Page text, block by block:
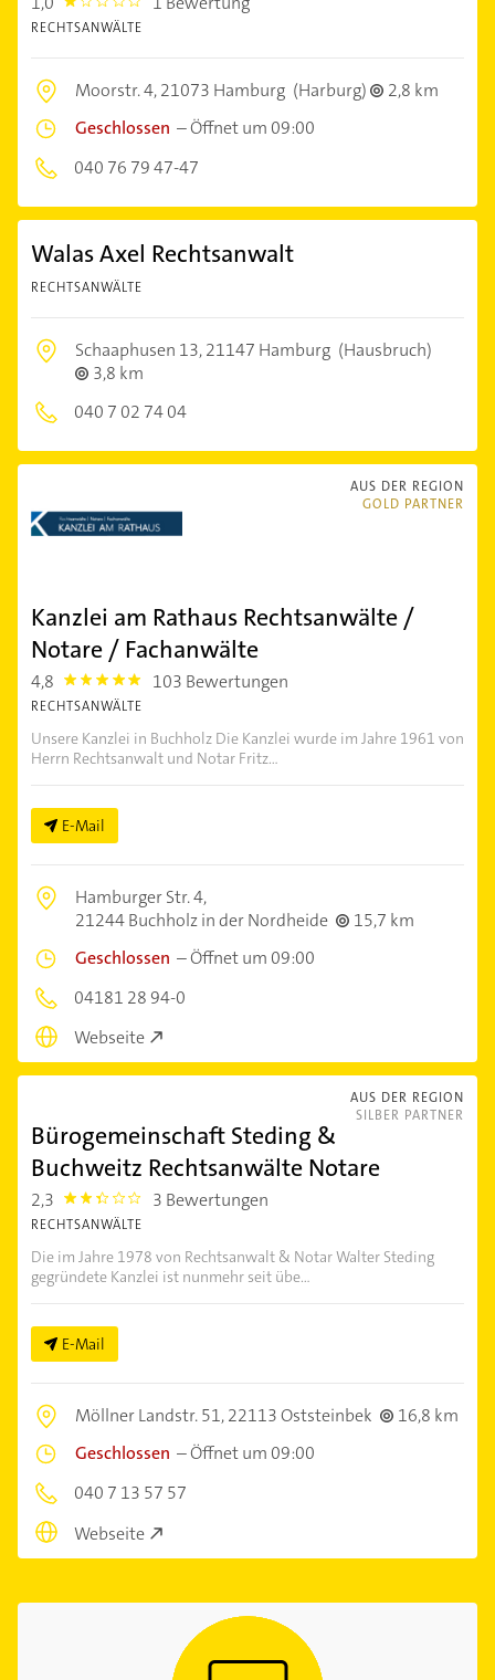
RECHTSANWÄLTE
Moorstr. 4,21073 Hamburg (Harburg)
2,8 km
Geschlossen –Öffnet um 09:00
040 76 79 47-47
Walas Axel Rechtsanwalt
RECHTSANWÄLTE
Schaaphusen 13,21147 Hamburg (Hausbruch)
3,8 km
040 7 02 74 04
AUS DER REGION
GOLD PARTNER
Kanzlei am Rathaus Rechtsanwälte /
Notare / Fachanwälte
4,8 4.8 103 Bewertungen
RECHTSANWÄLTE
Unsere Kanzlei in Buchholz Die Kanzlei wurde im Jahre 1961 von
Herrn Rechtsanwalt und Notar Fritz...
E-Mail
Hamburger Str. 4,
21244 Buchholz in der Nordheide
15,7 km
Geschlossen –Öffnet um 09:00
04181 28 94-0
Webseite
AUS DER REGION
SILBER PARTNER
Bürogemeinschaft Steding &
Buchweitz Rechtsanwälte Notare
2,3 2.3 3 Bewertungen
RECHTSANWÄLTE
Die im Jahre 1978 von Rechtsanwalt & Notar Walter Steding
gegründete Kanzlei ist nunmehr seit übe...
E-Mail
Möllner Landstr. 51,22113 Oststeinbek
16,8 km
Geschlossen –Öffnet um 09:00
040 7 13 57 57
Webseite